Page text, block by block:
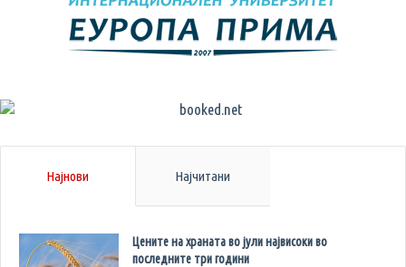
Најнови Најчитани
Цените на храната во јули највисоки во
последните три години